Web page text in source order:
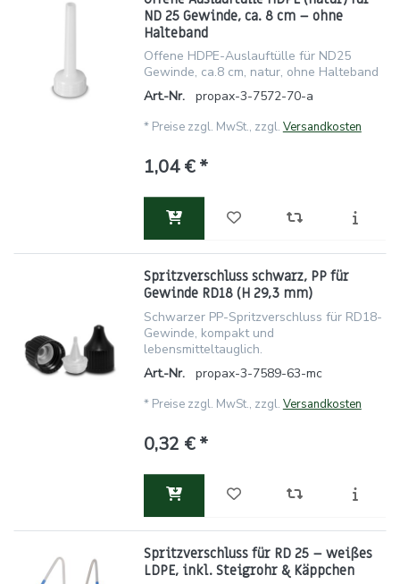
ND 25 Gewinde, ca. 8 cm – ohne
Halteband
Offene HDPE-Auslauftülle für ND25
Gewinde, ca.8 cm, natur, ohne Halteband
Art.-Nr.
propax-3-7572-70-a
* Preise zzgl. MwSt., zzgl. Versandkosten
1,04 € *
Spritzverschluss schwarz, PP für
Gewinde RD18 (H 29,3 mm)
Schwarzer PP-Spritzverschluss für RD18-
Gewinde, kompakt und
lebensmitteltauglich.
Art.-Nr.
propax-3-7589-63-mc
* Preise zzgl. MwSt., zzgl. Versandkosten
0,32 € *
Spritzverschluss für RD 25 – weißes
LDPE, inkl. Steigrohr & Käppchen